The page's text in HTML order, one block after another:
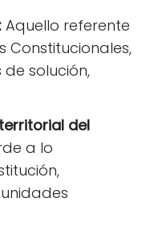
Aquello referente
Constitucionales,
solución,
del
a lo